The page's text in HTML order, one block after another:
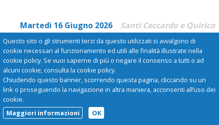
Martedì 16 Giugno 2026 Santi Ceccardo e Quirico
Questo sito o gli strumenti terzi da questo utilizzati si avvalgono di
cookie necessari al funzionamento ed utili alle finalità illustrate nella
cookie policy. Se vuoi saperne di più o negare il consenso a tutti o ad
alcuni cookie, consulta la cookie policy.
Chiudendo questo banner, scorrendo questa pagina, cliccando su un
link o proseguendo la navigazione in altra maniera, acconsenti all’uso dei
cookie.
Maggiori informazioni
OK